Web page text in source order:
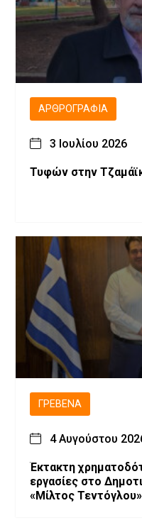
ΑΡΘΡΟΓΡΑΦΊΑ
3 Ιουλίου 2026
Τυφών στην
ΓΡΕΒΕΝΆ
4 Αυγούστου
Έκτακτη
εργασίες στο
«Μίλτος Τεντόγλου»